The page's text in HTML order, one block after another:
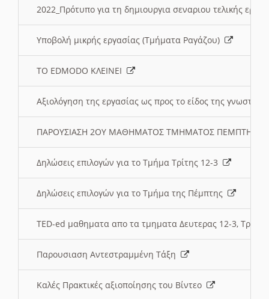
2022_Πρότυπο για τη δημιουργια σεναριου τελικής
Υποβολή μικρής εργασίας (Τμήματα Ραγάζου)
ΤΟ EDMODO ΚΛΕΙΝΕΙ
Αξιολόγηση της εργασίας ως προς το είδος της
ΠΑΡΟΥΣΙΑΣΗ 2ΟΥ ΜΑΘΗΜΑΤΟΣ ΤΜΗΜΑΤΟΣ
Δηλώσεις επιλογών για το Τμήμα Τρίτης 12-3
Δηλώσεις επιλογών για το Τμήμα της Πέμπτης
TED-ed μαθηματα απο τα τμηματα Δευτερας 12-3,
Παρουσιαση Αντεστραμμένη Τάξη
Καλές Πρακτικές αξιοποίησης του Βίντεο